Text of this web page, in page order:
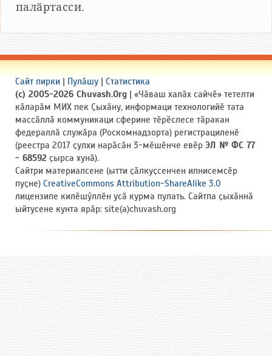
палӑртасси.
Сайт пирки | Пулӑшу | Статистика
(c) 2005-2026 Chuvash.Org | «Чӑваш халӑх сайчӗ» тетелти
кӑларӑм МИХ пек Ҫыхӑну, информаци технологийӗ тата
массӑллӑ коммуникаци сферине тӗрӗслесе тӑракан
федераллӑ служӑра (Роскомнадзорта) регистрациленӗ
(реестра 2017 ҫулхи нарӑсӑн 3-мӗшӗнче евӗр ЭЛ № ФС 77
- 68592 ҫырса хунӑ).
Сайтри материалсене (ытти ҫӑлкуҫсенчен илнисемсӗр
пуҫне) CreativeCommons Attribution-ShareAlike 3.0
лицензипе килӗшӳллӗн усӑ курма пулать. Сайтпа ҫыхӑннӑ
ыйтусене кунта ярӑр: site(a)chuvash.org